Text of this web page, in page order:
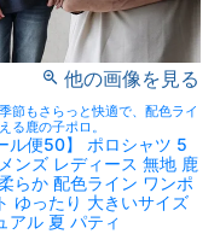
他の画像を見る
節もさらっと快適で、配色ライ
る鹿の子ポロ。
ル便50】 ポロシャツ 5
ンズ レディース 無地 鹿
らか 配色ライン ワンポ
ゆったり 大きいサイズ
アル 夏 パティ